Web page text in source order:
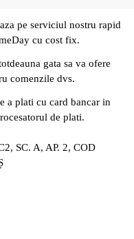
pe serviciul nostru rapid
cu cost fix.
gata sa va ofere
comenzile dvs.
a plati cu card bancar in
de plati.
SC. A, AP. 2, COD